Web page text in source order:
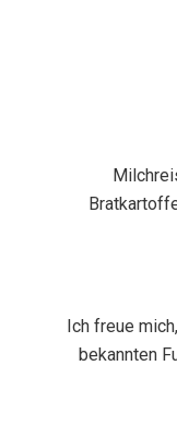
Ich freue
bekannten